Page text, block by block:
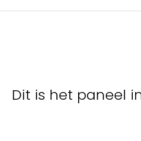
Dit is het paneel